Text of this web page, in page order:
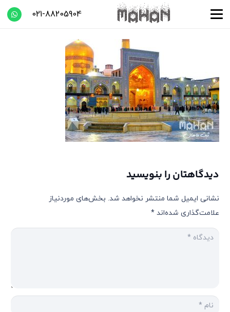
021-88205904
دیدگاهتان را بنویسید
نشانی ایمیل شما منتشر نخواهد شد. بخش‌های موردنیاز
علامت‌گذاری شده‌اند *